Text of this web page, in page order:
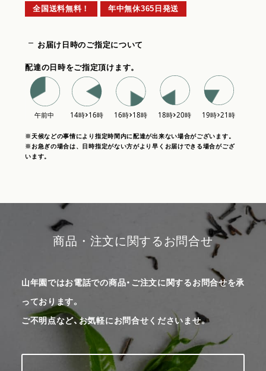
全国送料無料！ 年中無休365日発送
お届け日時のご指定について
配達の日時をご指定頂けます。
※天候などの事情により指定時間内に配達が出来ない場合がございます。
※お急ぎの場合は、日時指定がない方がより早くお届けできる場合がござ
います。
商品・注文に関するお問合せ
山年園ではお電話での商品・ご注文に関するお問合せを承
っております。
ご不明点など、お気軽にお問合せくださいませ。